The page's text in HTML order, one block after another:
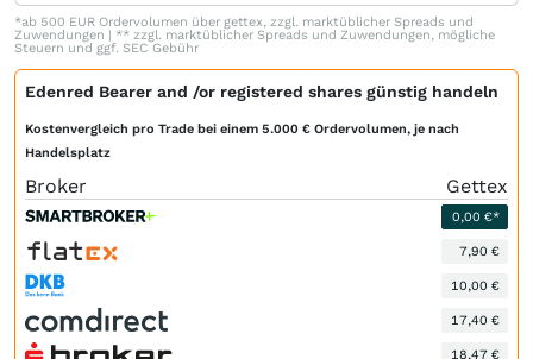
*ab 500 EUR Ordervolumen über gettex, zzgl. marktüblicher Spreads und
Zuwendungen | ** zzgl. marktüblicher Spreads und Zuwendungen, mögliche
Steuern und ggf. SEC Gebühr
Edenred Bearer and /or registered shares günstig handeln
Kostenvergleich pro Trade bei einem 5.000 € Ordervolumen, je nach
Handelsplatz
Broker Gettex
0,00 €*
7,90 €
10,00 €
17,40 €
18,47 €